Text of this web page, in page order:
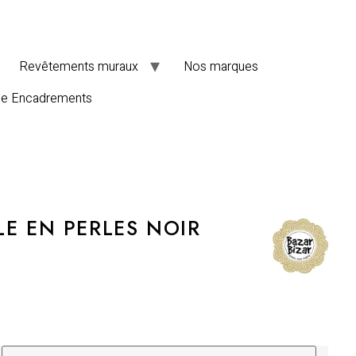
Revêtements muraux
Nos marques
Encadrements
EN PERLES NOIR